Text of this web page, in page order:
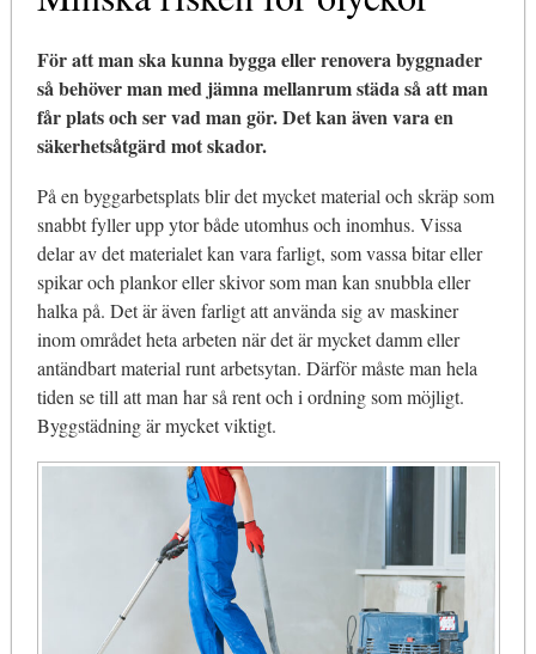
För att man ska kunna bygga eller renovera byggnader
så behöver man med jämna mellanrum städa så att man
får plats och ser vad man gör. Det kan även vara en
säkerhetsåtgärd mot skador.
På en byggarbetsplats blir det mycket material och skräp som
snabbt fyller upp ytor både utomhus och inomhus. Vissa
delar av det materialet kan vara farligt, som vassa bitar eller
spikar och plankor eller skivor som man kan snubbla eller
halka på. Det är även farligt att använda sig av maskiner
inom området heta arbeten när det är mycket damm eller
antändbart material runt arbetsytan. Därför måste man hela
tiden se till att man har så rent och i ordning som möjligt.
Byggstädning är mycket viktigt.